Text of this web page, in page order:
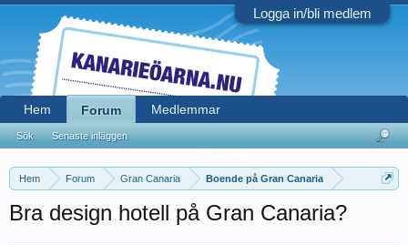
Logga in/bli medlem
Hem Forum Gran Canaria Boende på Gran Canaria
Bra design hotell på Gran Canaria?
Hem Forum
Sök Senaste inläggen
Medlemmar